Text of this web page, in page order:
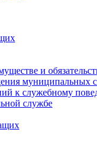
и
муниципальных
к служебному
службе